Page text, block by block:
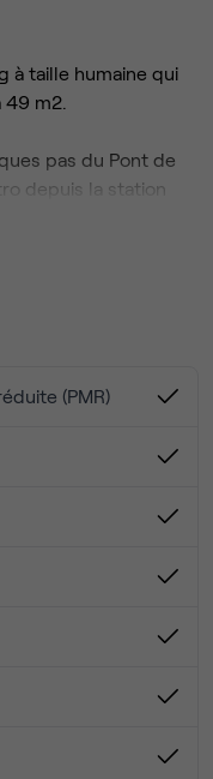
à taille humaine qui
m2.
pas du Pont de
depuis la station
(plusieurs places de
4 personnes,
toilettes,
(PMR)